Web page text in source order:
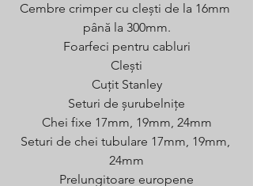
Cembre crimper cu clești de la 16mm
până la 300mm.
Foarfeci pentru cabluri
Clești
Cuțit Stanley
Seturi de șurubelnițe
Chei fixe 17mm, 19mm, 24mm
Seturi de chei tubulare 17mm, 19mm,
24mm
Prelungitoare europene